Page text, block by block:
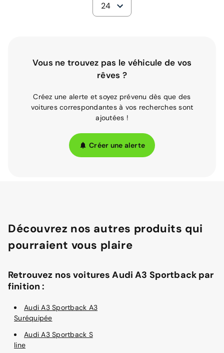
24
Vous ne trouvez pas le véhicule de vos
rêves ?
Créez une alerte et soyez prévenu dès que des
voitures correspondantes à vos recherches sont
ajoutées !
Créer une alerte
Découvrez nos autres produits qui
pourraient vous plaire
Retrouvez nos voitures Audi A3 Sportback par
finition :
Audi A3 Sportback A3
Suréquipée
Audi A3 Sportback S
line